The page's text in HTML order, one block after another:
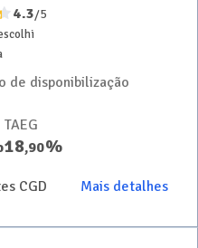
4.3/5
de disponibilização
TAEG
18,90%
CGD Mais detalhes